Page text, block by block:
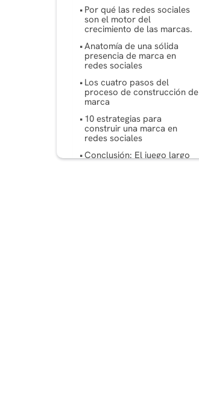
Por qué las redes sociales
son el motor del
crecimiento de las marcas.
Anatomía de una sólida
presencia de marca en
redes sociales
Los cuatro pasos del
proceso de construcción de
marca
10 estrategias para
construir una marca en
redes sociales
Conclusión: El juego largo